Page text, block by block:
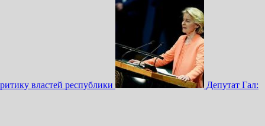
властей республики Депутат Гал: